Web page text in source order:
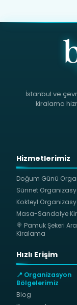
İstanbul ve
kiralama
Hizmetlerimiz
Doğum Günü
Sünnet
Kokteyl
Masa-Sandalye
🍭 Pamuk Şekeri
Kiralama
Hızlı Erişim
📍 Organizasyon
Bölgelerimiz
Blog